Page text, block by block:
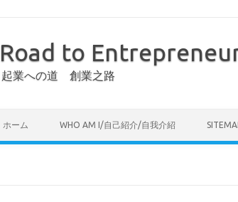
Road to
起業への道 創業之路
ホーム WHO AM I/自己紹介/自我介紹